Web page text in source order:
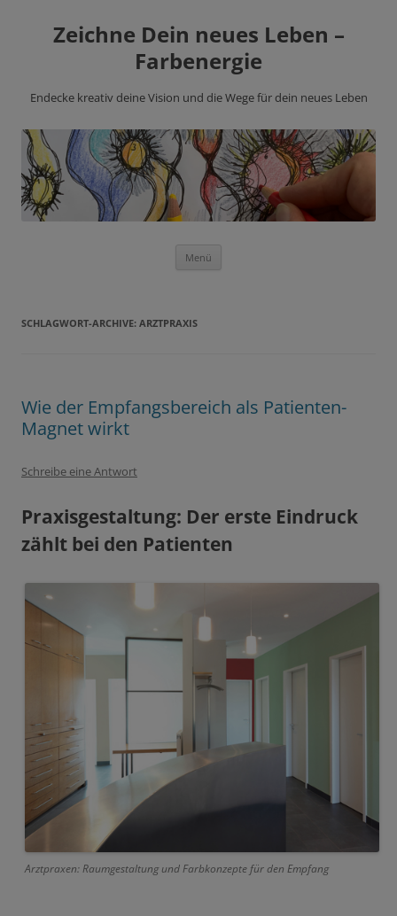
Zeichne Dein neues Leben –
Farbenergie
Endecke kreativ deine Vision und die Wege für dein neues Leben
Menü
SCHLAGWORT-ARCHIVE: ARZTPRAXIS
Wie der Empfangsbereich als Patienten-
Magnet wirkt
Schreibe eine Antwort
Praxisgestaltung: Der erste Eindruck
zählt bei den Patienten
Arztpraxen: Raumgestaltung und Farbkonzepte für den Empfang